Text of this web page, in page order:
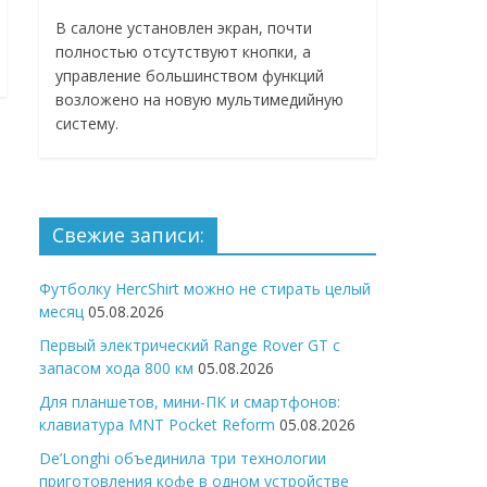
В салоне установлен экран, почти
полностью отсутствуют кнопки, а
управление большинством функций
возложено на новую мультимедийную
систему.
Свежие записи:
Футболку HercShirt можно не стирать целый
месяц 05.08.2026
Первый электрический Range Rover GT с
запасом хода 800 км 05.08.2026
Для планшетов, мини-ПК и смартфонов:
клавиатура MNT Pocket Reform 05.08.2026
De’Longhi объединила три технологии
приготовления кофе в одном устройстве